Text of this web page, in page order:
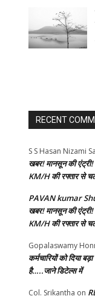
RECENT
S S Hasan Nizami
खबर! मानसून की एंट्री!
KM/H की रफ्तार से
PAVAN kumar
खबर! मानसून की एंट्री!
KM/H की रफ्तार से
Gopalaswamy
कर्मचार‍ियों को दिया
है…..जाने डिटेल्स में
Col. Srikantha on